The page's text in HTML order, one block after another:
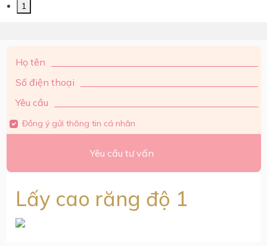
1
Họ tên
Số điện thoại
Yêu cầu
Đồng ý gửi thông tin cá nhân
Yêu cầu tư vấn
Lấy cao răng độ 1